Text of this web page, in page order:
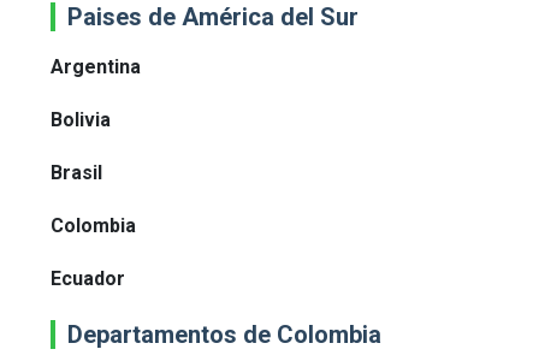
Paises de América del Sur
Argentina
Bolivia
Brasil
Colombia
Ecuador
Departamentos de Colombia